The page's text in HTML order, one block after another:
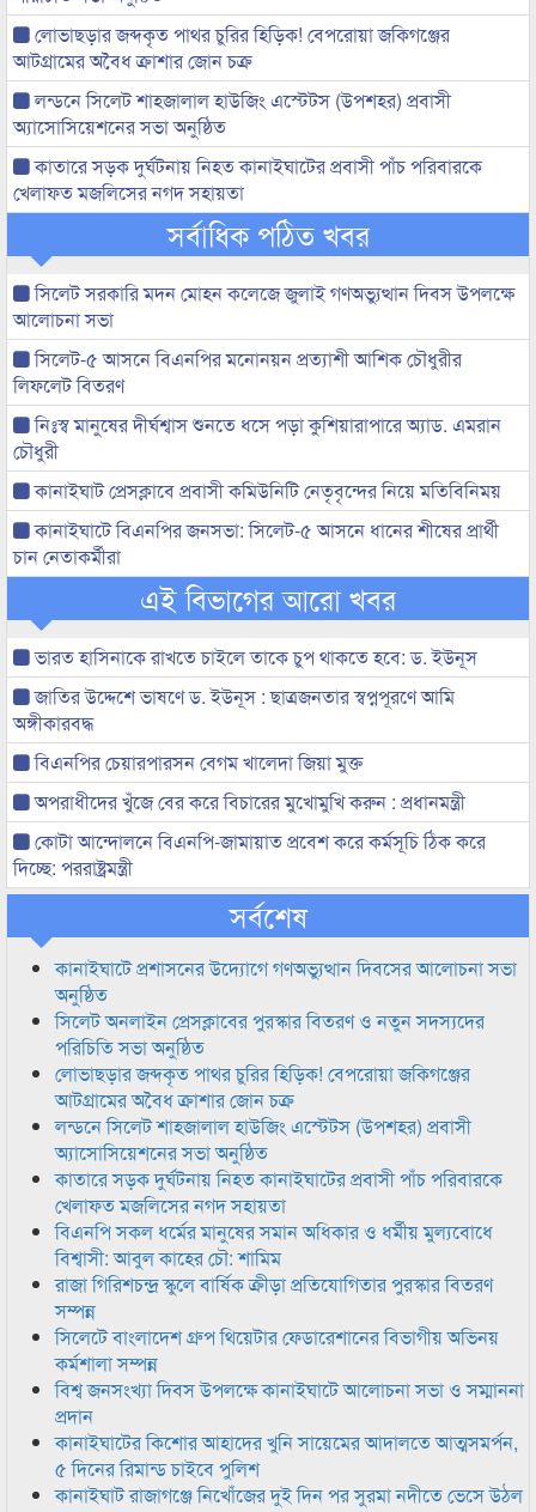
লোভাছড়ার জব্দকৃত পাথর চুরির হিড়িক! বেপরোয়া জকিগঞ্জের
আটগ্রামের অবৈধ ক্রাশার জোন চক্র
লন্ডনে সিলেট শাহজালাল হাউজিং এস্টেটস (উপশহর) প্রবাসী
অ্যাসোসিয়েশনের সভা অনুষ্ঠিত
কাতারে সড়ক দুর্ঘটনায় নিহত কানাইঘাটের প্রবাসী পাঁচ পরিবারকে
খেলাফত মজলিসের নগদ সহায়তা
সর্বাধিক পঠিত খবর
সিলেট সরকারি মদন মোহন কলেজে জুলাই গণঅভ্যুত্থান দিবস উপলক্ষে
আলোচনা সভা
সিলেট-৫ আসনে বিএনপির মনোনয়ন প্রত্যাশী আশিক চৌধুরীর
লিফলেট বিতরণ
নিঃস্ব মানুষের দীর্ঘশ্বাস শুনতে ধসে পড়া কুশিয়ারাপারে অ্যাড. এমরান
চৌধুরী
কানাইঘাট প্রেসক্লাবে প্রবাসী কমিউনিটি নেতৃবৃন্দের নিয়ে মতিবিনিময়
কানাইঘাটে বিএনপির জনসভা: সিলেট-৫ আসনে ধানের শীষের প্রার্থী
চান নেতাকর্মীরা
এই বিভাগের আরো খবর
ভারত হাসিনাকে রাখতে চাইলে তাকে চুপ থাকতে হবে: ড. ইউনূস
জাতির উদ্দেশে ভাষণে ড. ইউনূস : ছাত্রজনতার স্বপ্নপূরণে আমি
অঙ্গীকারবদ্ধ
বিএনপির চেয়ারপারসন বেগম খালেদা জিয়া মুক্ত
অপরাধীদের খুঁজে বের করে বিচারের মুখোমুখি করুন : প্রধানমন্ত্রী
কোটা আন্দোলনে বিএনপি-জামায়াত প্রবেশ করে কর্মসূচি ঠিক করে
দিচ্ছে: পররাষ্ট্রমন্ত্রী
সর্বশেষ
কানাইঘাটে প্রশাসনের উদ্যোগে গণঅভ্যুত্থান দিবসের আলোচনা সভা
অনুষ্ঠিত
সিলেট অনলাইন প্রেসক্লাবের পুরস্কার বিতরণ ও নতুন সদস্যদের
পরিচিতি সভা অনুষ্ঠিত
লোভাছড়ার জব্দকৃত পাথর চুরির হিড়িক! বেপরোয়া জকিগঞ্জের
আটগ্রামের অবৈধ ক্রাশার জোন চক্র
লন্ডনে সিলেট শাহজালাল হাউজিং এস্টেটস (উপশহর) প্রবাসী
অ্যাসোসিয়েশনের সভা অনুষ্ঠিত
কাতারে সড়ক দুর্ঘটনায় নিহত কানাইঘাটের প্রবাসী পাঁচ পরিবারকে
খেলাফত মজলিসের নগদ সহায়তা
বিএনপি সকল ধর্মের মানুষের সমান অধিকার ও ধর্মীয় মুল্যবোধে
বিশ্বাসী: আবুল কাহের চৌ: শামিম
রাজা গিরিশচন্দ্র স্কুলে বার্ষিক ক্রীড়া প্রতিযোগিতার পুরস্কার বিতরণ
সম্পন্ন
সিলেটে বাংলাদেশ গ্রুপ থিয়েটার ফেডারেশানের বিভাগীয় অভিনয়
কর্মশালা সম্পন্ন
বিশ্ব জনসংখ্যা দিবস উপলক্ষে কানাইঘাটে আলোচনা সভা ও সম্মাননা
প্রদান
কানাইঘাটের কিশোর আহাদের খুনি সায়েমের আদালতে আত্মসমর্পন,
৫ দিনের রিমান্ড চাইবে পুলিশ
কানাইঘাট রাজাগঞ্জে নিখোঁজের দুই দিন পর সুরমা নদীতে ভেসে উঠল